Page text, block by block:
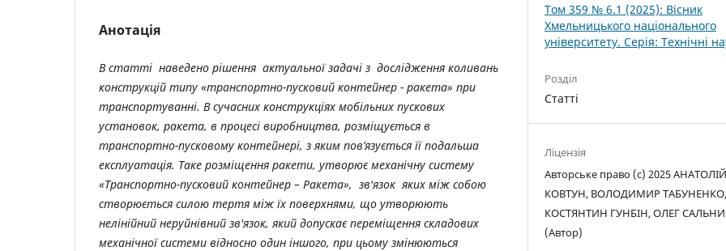
Анотація
В статті наведено рішення актуальної задачі з дослідження коливань
конструкцій типу «транспортно-пусковий контейнер - ракета» при
транспортуванні. В сучасних конструкціях мобільних пускових
установок, ракета, в процесі виробництва, розміщується в
транспортно-пусковому контейнері, з яким пов’язується її подальша
експлуатація. Таке розміщення ракети, утворює механічну систему
«Транспортно-пусковий контейнер – Ракета», зв'язок яких між собою
створюється силою тертя між їх поверхнями, що утворюють
нелінійний неруйнівний зв'язок, який допускає переміщення складових
механічної системи відносно один іншого, при цьому змінюються
Том 359 № 6.1 (2025): Вісник
Хмельницького національного
університету. Серія: Технічні
Розділ
Статті
Ліцензія
Авторське право (c) 2025 АНАТОЛІЙ
КОВТУН, ВОЛОДИМИР ТАБУНЕНКО,
КОСТЯНТИН ГУНБІН, ОЛЕГ
(Автор)